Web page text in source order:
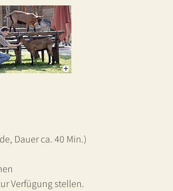
Dauer ca. 40 Min.)
Verfügung stellen.